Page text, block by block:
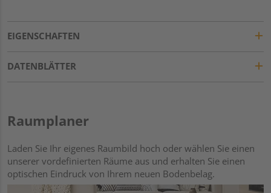
EIGENSCHAFTEN
DATENBLÄTTER
Raumplaner
Laden Sie Ihr eigenes Raumbild hoch oder wählen Sie einen
unserer vordefinierten Räume aus und erhalten Sie einen
optischen Eindruck von Ihrem neuen Bodenbelag.